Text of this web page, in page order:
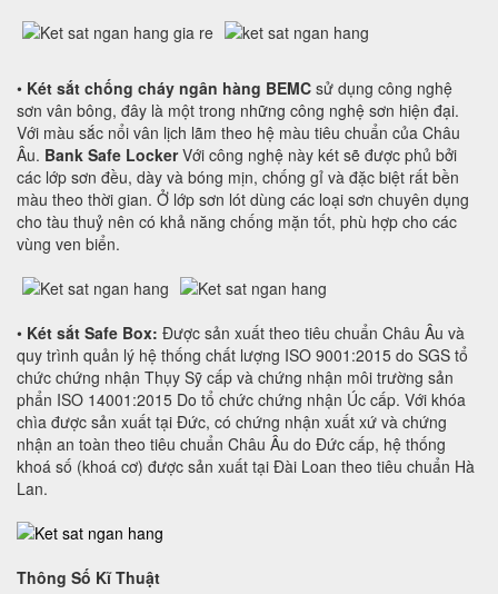
• Két sắt chống cháy ngân hàng BEMC sử dụng công nghệ
sơn vân bông, đây là một trong những công nghệ sơn hiện đại.
Với màu sắc nổi vân lịch lãm theo hệ màu tiêu chuẩn của Châu
Âu. Bank Safe LockerVới công nghệ này két sẽ được phủ bởi
các lớp sơn đều, dày và bóng mịn, chống gỉ và đặc biệt rất bền
màu theo thời gian. Ở lớp sơn lót dùng các loại sơn chuyên dụng
cho tàu thuỷ nên có khả năng chống mặn tốt, phù hợp cho các
vùng ven biển.
• Két sắt Safe Box: Được sản xuất theo tiêu chuẩn Châu Âu và
quy trình quản lý hệ thống chất lượng ISO 9001:2015 do SGS tổ
chức chứng nhận Thụy Sỹ cấp và chứng nhận môi trường sản
phẩn ISO 14001:2015 Do tổ chức chứng nhận Úc cấp. Với khóa
chìa được sản xuất tại Đức, có chứng nhận xuất xứ và chứng
nhận an toàn theo tiêu chuẩn Châu Âu do Đức cấp, hệ thống
khoá số (khoá cơ) được sản xuất tại Đài Loan theo tiêu chuẩn Hà
Lan.
Thông Số Kĩ Thuật